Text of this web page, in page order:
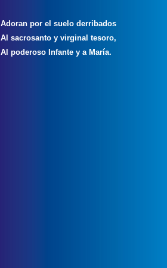
Adoran por el suelo derribados
Al sacrosanto y virginal tesoro,
Al poderoso Infante y a María.